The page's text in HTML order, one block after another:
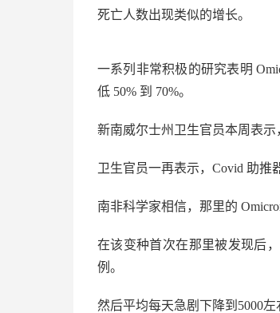
死亡人数出现类似的增长。
一系列非常积极的研究表明
低 50% 到 70%。
新南威尔士州卫生官员本周表示
卫生官员一再表示，Covid 助推
南非科学家相信，那里的
在该变种首次在那里被发现后
例。
然后平均每天急剧下降到5000左